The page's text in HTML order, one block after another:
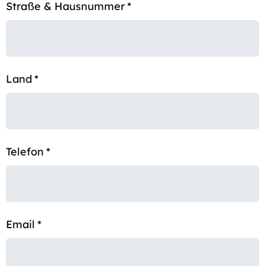
Straße & Hausnummer*
Land*
Telefon *
Email *